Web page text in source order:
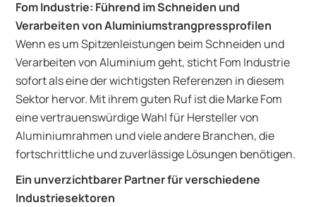
Fom Industrie: Führend im Schneiden und
Verarbeiten von Aluminiumstrangpressprofilen
Wenn es um Spitzenleistungen beim Schneiden und
Verarbeiten von Aluminium geht, sticht Fom Industrie
sofort als eine der wichtigsten Referenzen in diesem
Sektor hervor. Mit ihrem guten Ruf ist die Marke Fom
eine vertrauenswürdige Wahl für Hersteller von
Aluminiumrahmen und viele andere Branchen, die
fortschrittliche und zuverlässige Lösungen benötigen.
Ein unverzichtbarer Partner für verschiedene
Industriesektoren